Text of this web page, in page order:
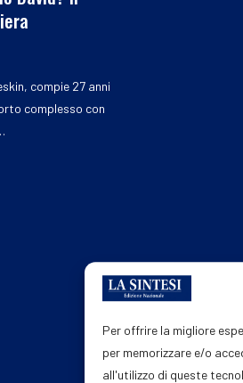
Per offrire la migliore
per memorizzare e/o
all'utilizzo di queste
compie 27 anni
complesso con